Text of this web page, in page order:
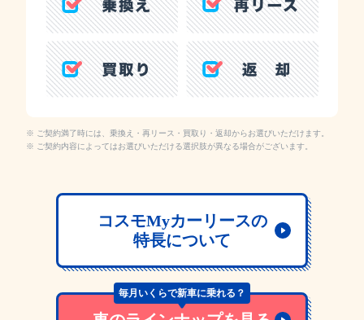
ご契約満了時には、乗換え・再リース・買取り・返却からお選びいただけます。
ご契約内容によってはお選びいただける選択肢が異なる場合がございます。
コスモMyカーリースの
特長について
毎月いくらで新車に乗れる？